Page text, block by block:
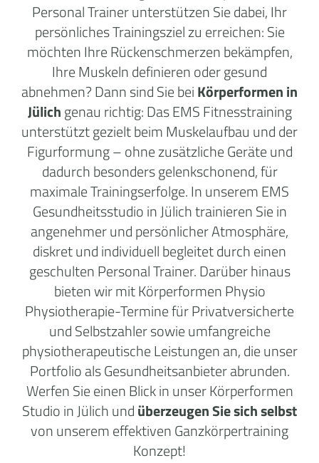
Personal Trainer unterstützen Sie dabei, Ihr
persönliches Trainingsziel zu erreichen: Sie
möchten Ihre Rückenschmerzen bekämpfen,
Ihre Muskeln definieren oder gesund
abnehmen? Dann sind Sie beiKörperformen in
Jülichgenau richtig: Das EMS Fitnesstraining
unterstützt gezielt beim Muskelaufbau und der
Figurformung – ohne zusätzliche Geräte und
dadurch besonders gelenkschonend, für
maximale Trainingserfolge. In unserem EMS
Gesundheitsstudio in Jülich trainieren Sie in
angenehmer und persönlicher Atmosphäre,
diskret und individuell begleitet durch einen
geschulten Personal Trainer.Darüber hinaus
bieten wir mit Körperformen Physio
Physiotherapie-Termine für Privatversicherte
und Selbstzahler sowie umfangreiche
physiotherapeutische Leistungen an, die unser
Portfolio als Gesundheitsanbieter abrunden.
Werfen Sie einen Blick in unser Körperformen
Studio in Jülich undüberzeugen Sie sich selbst
von unserem effektiven Ganzkörpertraining
Konzept!